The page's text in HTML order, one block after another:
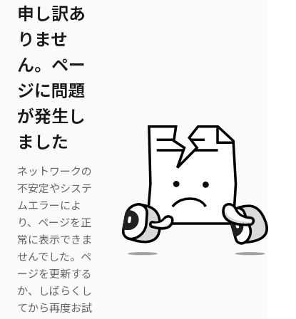
申し訳あ
りませ
ん。ペー
ジに問題
が発生し
ました
ネットワークの
不安定やシステ
ムエラーによ
り、ページを正
常に表示できま
せんでした。ペ
ージを更新する
か、しばらくし
てから再度お試